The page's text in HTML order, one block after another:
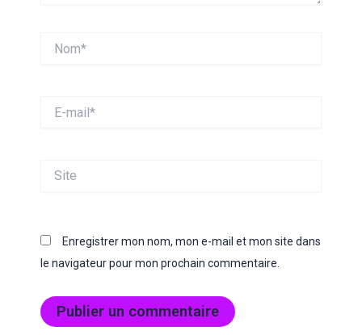
mail*
Enregistrer mon nom, mon e-mail et mon site dans
le navigateur pour mon prochain commentaire.